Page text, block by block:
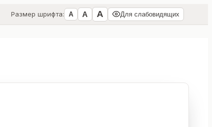
Размер шрифта: А А А Для слабовидящих